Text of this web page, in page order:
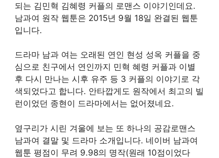
되는 김민혁 김혜령 커플의 로맨스 이야기인데요.
남과여 원작 웹툰은 2015년 9월 18일 완결된 웹툰
입니다.
드라마 남과 여는 오래된 연인 현성 성옥 커플을 중
심으로 친구에서 연인까지 민혁 혜령 커플과 이별
후 다시 만나는 시후 유주 등 3 커플의 이야기로 각
색되었다고 합니다. 안타깝게도 원작에서 최고의 빌
런이었던 종현이 드라마에서는 없어졌네요.
옆구리가 시린 겨울에 보는 또 하나의 공감로맨스
남과여 결말 및 드라마 소개입니다. 네이버 남과여
웹툰 평점이 무려 9.98의 명작(원래 10점이었다